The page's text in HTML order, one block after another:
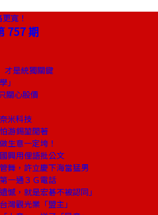
寬！
757 期
才是統獨關鍵
」
關心股價
米科技
游錫堃閒著
生意一定垮！
興用俚語批公文
舞，許立慶下海當猛男
一通３Ｇ電話
憾，就是宏碁不被認同」
灣觀光業「盟主」